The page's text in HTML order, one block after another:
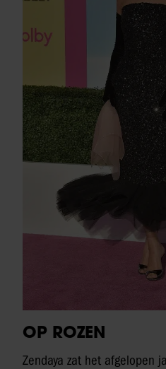
OP ROZEN
Zendaya zat het afgelopen